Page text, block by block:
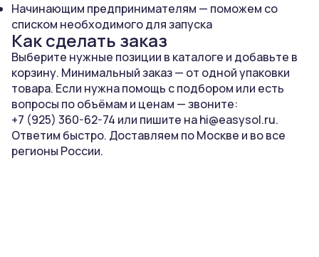
Начинающим предпринимателям — поможем со
списком необходимого для запуска
Как сделать заказ
Выберите нужные позиции в каталоге и добавьте в
корзину. Минимальный заказ — от одной упаковки
товара. Если нужна помощь с подбором или есть
вопросы по объёмам и ценам — звоните:
+7 (925) 360-62-74 или пишите наhi@easysol.ru.
Ответим быстро. Доставляем по Москве и во все
регионы России.